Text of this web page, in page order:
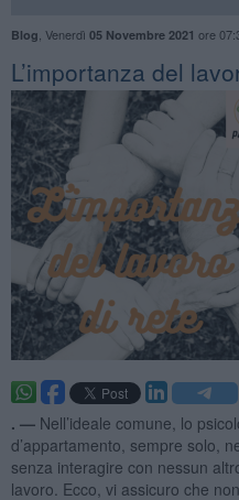
Blog Venerdì 05 Novembre 2021 ore
​L’importanza del
. — Nell’ideale comune, lo
d’appartamento, sempre solo,
senza interagire con nessun
lavoro. Ecco, vi assicuro che